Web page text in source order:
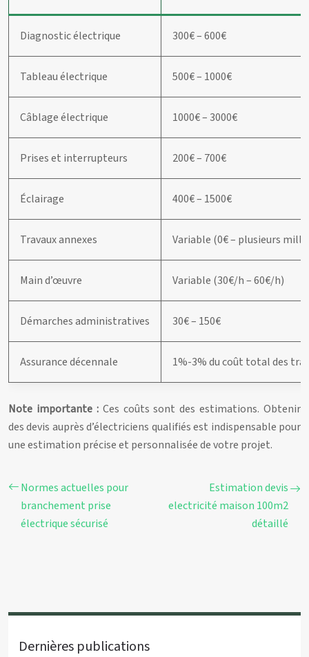
Diagnostic électrique 300€ – 600€
Tableau électrique 500€ – 1000€
Câblage électrique 1000€ – 3000€
Prises et interrupteurs 200€ – 700€
Éclairage 400€ – 1500€
Travaux annexes Variable (0€ – plusieurs
Main d’œuvre Variable (30€/h – 60€/h)
Démarches administratives 30€ – 150€
Assurance décennale 1%-3% du coût total des
Note importante : Ces coûts sont des estimations. Obtenir
des devis auprès d’électriciens qualifiés est indispensable pour
une estimation précise et personnalisée de votre projet.
Normes actuelles pour
branchement prise
électrique sécurisé
Estimation devis
electricité maison 100m2
détaillé
Dernières publications